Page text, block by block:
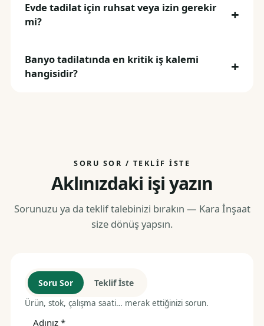
Evde tadilat için ruhsat veya izin gerekir
mi?
Banyo tadilatında en kritik iş kalemi
hangisidir?
SORU SOR / TEKLIF İSTE
Aklınızdaki işi yazın
Sorunuzu ya da teklif talebinizi bırakın — Kara İnşaat
size dönüş yapsın.
Soru Sor Teklif İste
Ürün, stok, çalışma saati… merak ettiğinizi sorun.